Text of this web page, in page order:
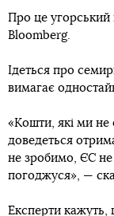
Про це угорський
Bloomberg.
Ідеться про
вимагає
«Кошти, які ми не
доведеться
не зробимо, ЄС
погоджуся», —
Експерти кажуть,